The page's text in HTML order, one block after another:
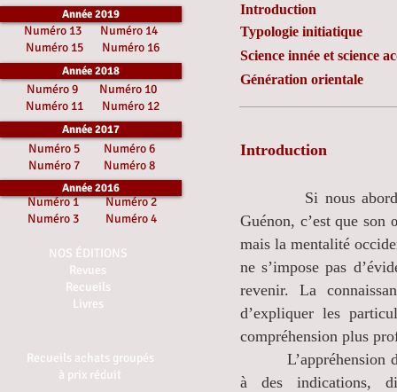
Introduction
Typologie initiatique
Science innée et science
Génération orientale
Introduction
Si nous abordons
Guénon, c’est que
mais la mentalité
ne s’impose pas
revenir. La
d’expliquer les
compréhension plus
L’appréhension de
à des indications,
Année 2019
Numéro 13 Numéro 14
Numéro 15 Numéro 16
Année 2018
Numéro 9 Numéro 10
Numéro 11 Numéro 12
Année 2017
Numéro 5 Numéro 6
Numéro 7 Numéro 8
Année 2016
Numéro 1Numéro 2
Numéro 3 Numéro 4
NOS ÉDITIONS
Revues
Recueils
Livres
Recueils achats groupés
à prix réduit